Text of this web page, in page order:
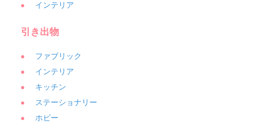
インテリア
引き出物
ファブリック
インテリア
キッチン
ステーショナリー
ホビー